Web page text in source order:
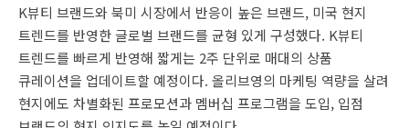
K뷰티 브랜드와 북미 시장에서 반응이 높은 브랜드, 미국 현지
트렌드를 반영한 글로벌 브랜드를 균형 있게 구성했다. K뷰티
트렌드를 빠르게 반영해 짧게는 2주 단위로 매대의 상품
큐레이션을 업데이트할 예정이다. 올리브영의 마케팅 역량을 살려
현지에도 차별화된 프로모션과 멤버십 프로그램을 도입, 입점